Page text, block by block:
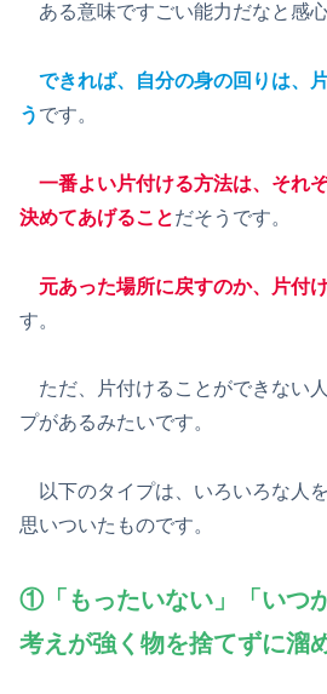
ある意味ですごい能力だなと感
できれば、自分の身の回りは、
う です。
一番よい片付ける方法は、それ
決めてあげることだそうです。
元あった場所に戻すのか、片付
す。
ただ、片付けることができない
プがあるみたいです。
以下のタイプは、いろいろな人
思いついたものです。
①「もったいない」「いつ
考えが強く物を捨てずに溜